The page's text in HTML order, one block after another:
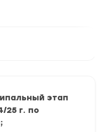
этап
25 г. по